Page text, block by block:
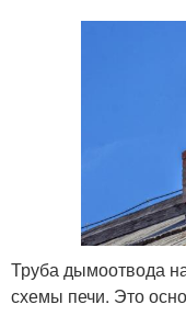
Труба дымоотвода
схемы печи. Это